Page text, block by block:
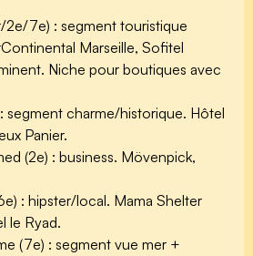
2e/7e) : segment touristique
Marseille, Sofitel
Niche pour boutiques avec
: segment charme/historique. Hôtel
Panier.
(2e) : business. Mövenpick,
: hipster/local. Mama Shelter
le Ryad.
(7e) : segment vue mer +